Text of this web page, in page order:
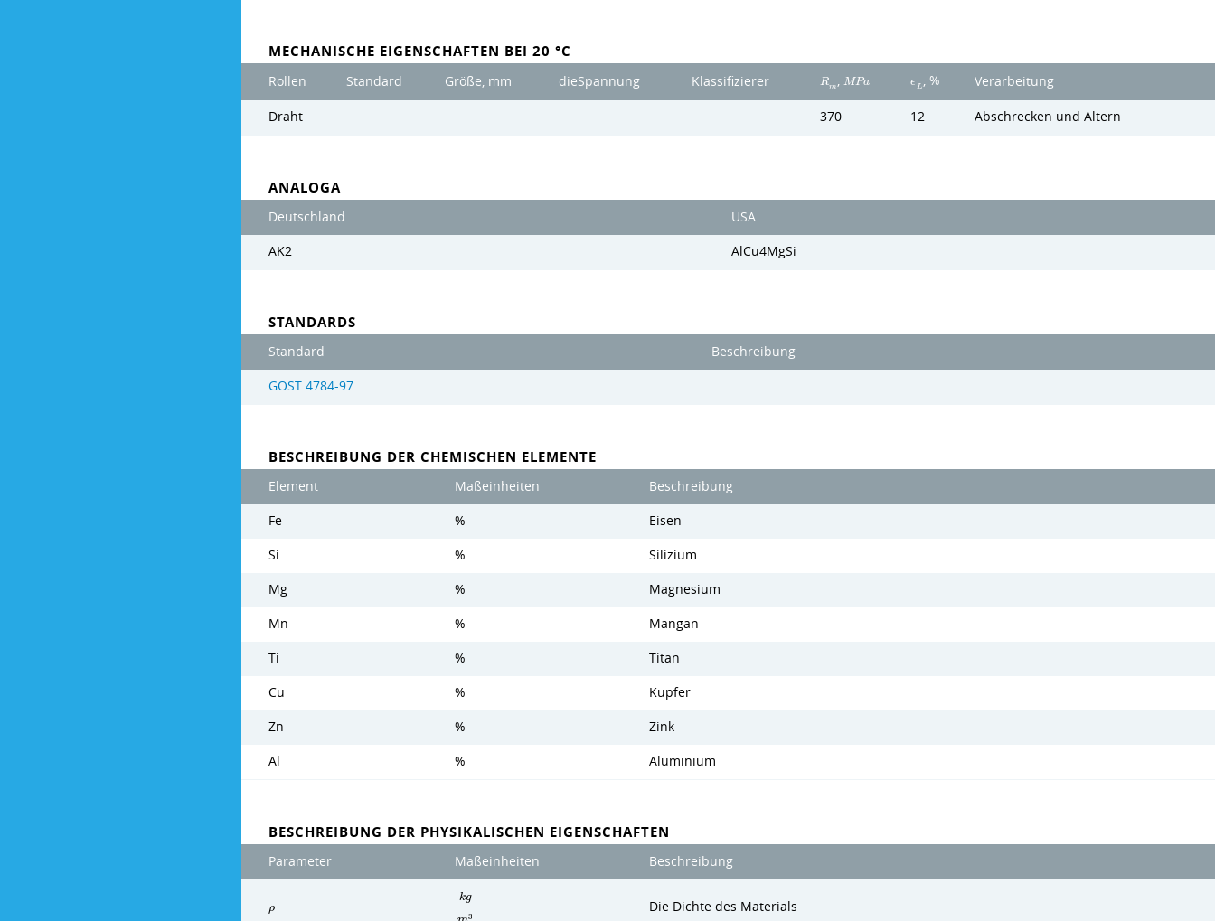
MECHANISCHE EIGENSCHAFTEN BEI 20 °C
Rollen Standard Größe, mm dieSpannung Klassifizierer Rm , MPa ϵ L, % Verarbeitung
Draht 370 12 Abschrecken und Altern
ANALOGA
Deutschland USA
AK2 AlCu4MgSi
STANDARDS
Standard Beschreibung
GOST 4784-97
BESCHREIBUNG DER CHEMISCHEN ELEMENTE
Element Maßeinheiten Beschreibung
Fe % Eisen
Si % Silizium
Mg % Magnesium
Mn % Mangan
Ti % Titan
Cu % Kupfer
Zn % Zink
Al % Aluminium
BESCHREIBUNG DER PHYSIKALISCHEN EIGENSCHAFTEN
Parameter Maßeinheiten Beschreibung
ρ
kg
3
Die Dichte des Materials